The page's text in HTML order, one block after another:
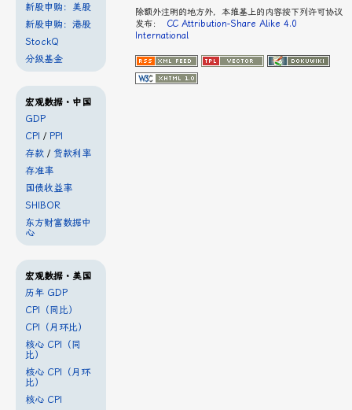
新股申购：美股
新股申购：港股
StockQ
分级基金
宏观数据・中国
GDP
CPI / PPI
存款 / 贷款利率
存准率
国债收益率
SHIBOR
东方财富数据中
心
宏观数据・美国
历年 GDP
CPI（同比）
CPI（月环比）
核心 CPI（同
比）
核心 CPI（月环
比）
核心 CPI
除额外注明的地方外，本维基上的内容按下列许可协议
发布：
CC Attribution-Share Alike 4.0
International